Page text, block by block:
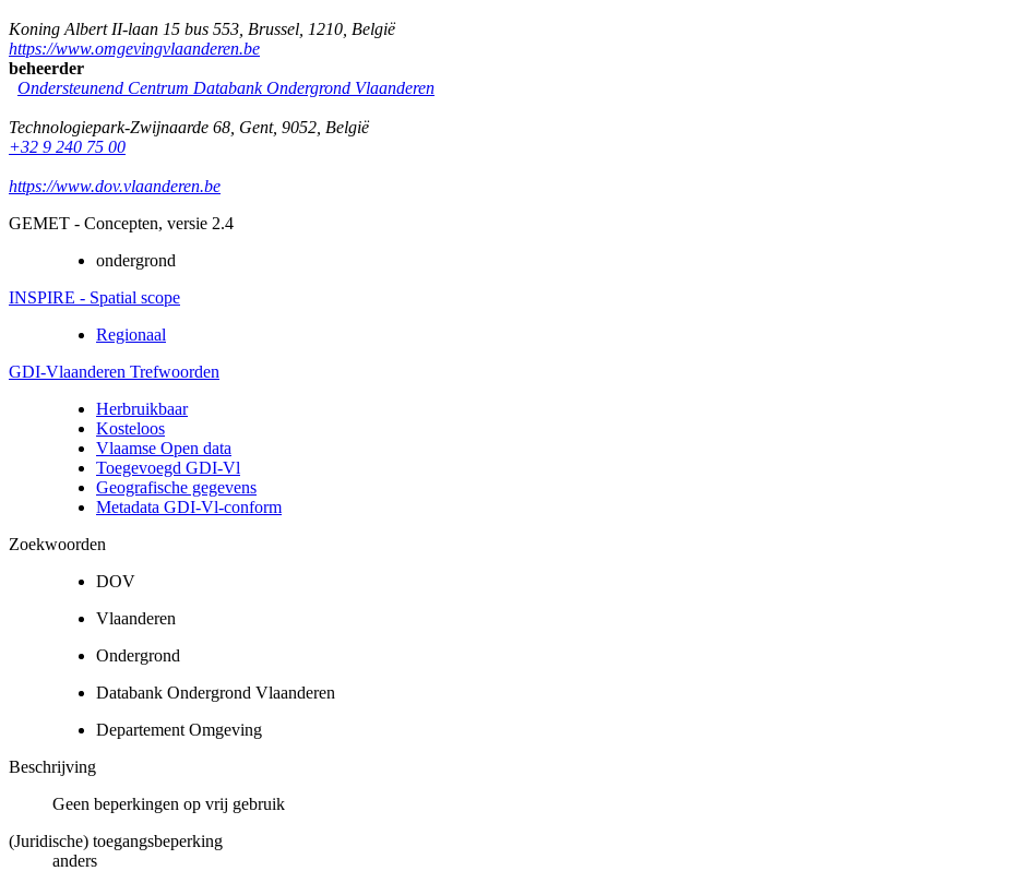
Koning Albert II-laan 15 bus 553 Brussel 1210 België
https://www.omgevingvlaanderen.be
beheerder
Ondersteunend Centrum Databank Ondergrond Vlaanderen
Technologiepark-Zwijnaarde 68 Gent, 9052 België
+32 9 240 75 00
https://www.dov.vlaanderen.be
GEMET - Concepten, versie 2.4
ondergrond
INSPIRE - Spatial scope
Regionaal
GDI-Vlaanderen Trefwoorden
Herbruikbaar
Kosteloos
Vlaamse Open data
Toegevoegd GDI-Vl
Geografische gegevens
Metadata GDI-Vl-conform
Zoekwoorden
DOV
Vlaanderen
Ondergrond
Databank Ondergrond Vlaanderen
Departement Omgeving
Beschrijving
Geen beperkingen op vrij gebruik
(Juridische) toegangsbeperking
anders